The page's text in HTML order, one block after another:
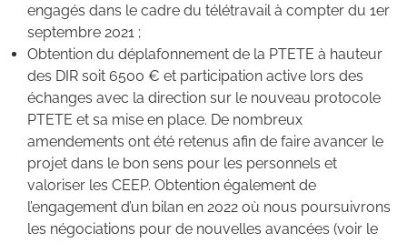
engagés dans le cadre du télétravail à compter du 1er
septembre 2021 ;
Obtention du déplafonnement de la PTETE à hauteur
des DIR soit 6500 € et participation active lors des
échanges avec la direction sur le nouveau protocole
PTETE et sa mise en place. De nombreux
amendements ont été retenus afin de faire avancer le
projet dans le bon sens pour les personnels et
valoriser les CEEP. Obtention également de
l’engagement d’un bilan en 2022 où nous poursuivrons
les négociations pour de nouvelles avancées (voir le